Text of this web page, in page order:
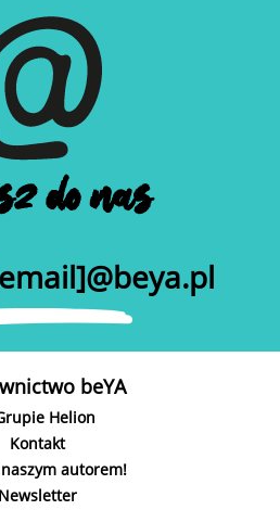
do nas
beYA
Helion
Kontakt
autorem!
Newsletter